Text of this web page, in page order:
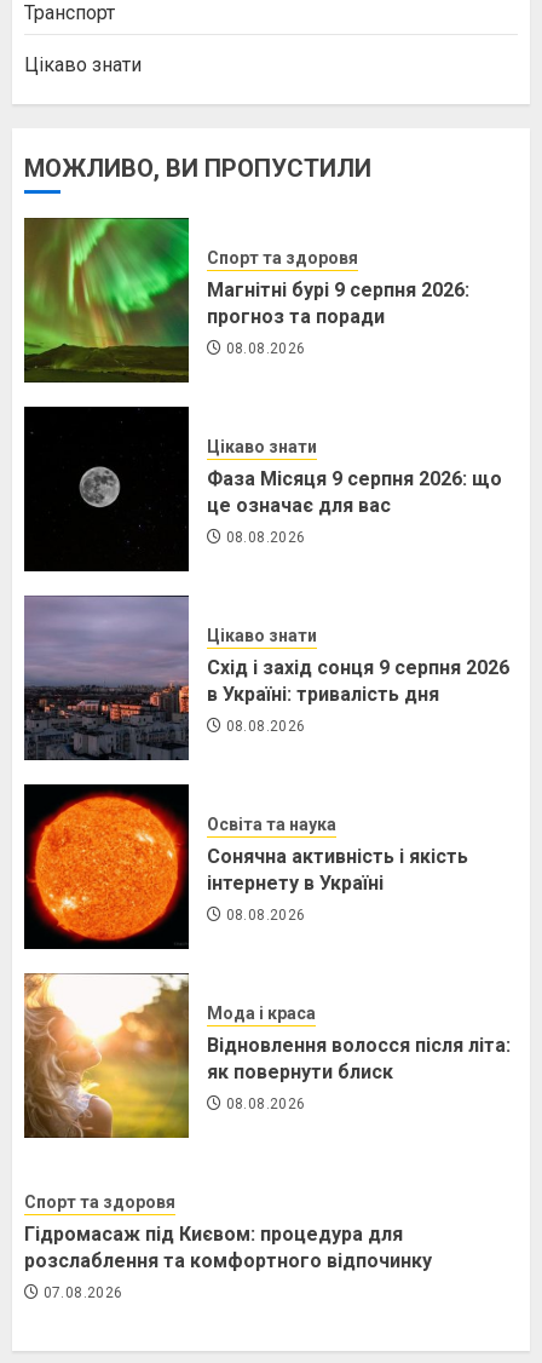
Транспорт
Цікаво знати
МОЖЛИВО, ВИ ПРОПУСТИЛИ
Спорт та здоровя
Магнітні бурі 9 серпня 2026:
прогноз та поради
08.08.2026
Цікаво знати
Фаза Місяця 9 серпня 2026: що
це означає для вас
08.08.2026
Цікаво знати
Схід і захід сонця 9 серпня 2026
в Україні: тривалість дня
08.08.2026
Освіта та наука
Сонячна активність і якість
інтернету в Україні
08.08.2026
Мода і краса
Відновлення волосся після літа:
як повернути блиск
08.08.2026
Спорт та здоровя
Гідромасаж під Києвом: процедура для
розслаблення та комфортного відпочинку
07.08.2026